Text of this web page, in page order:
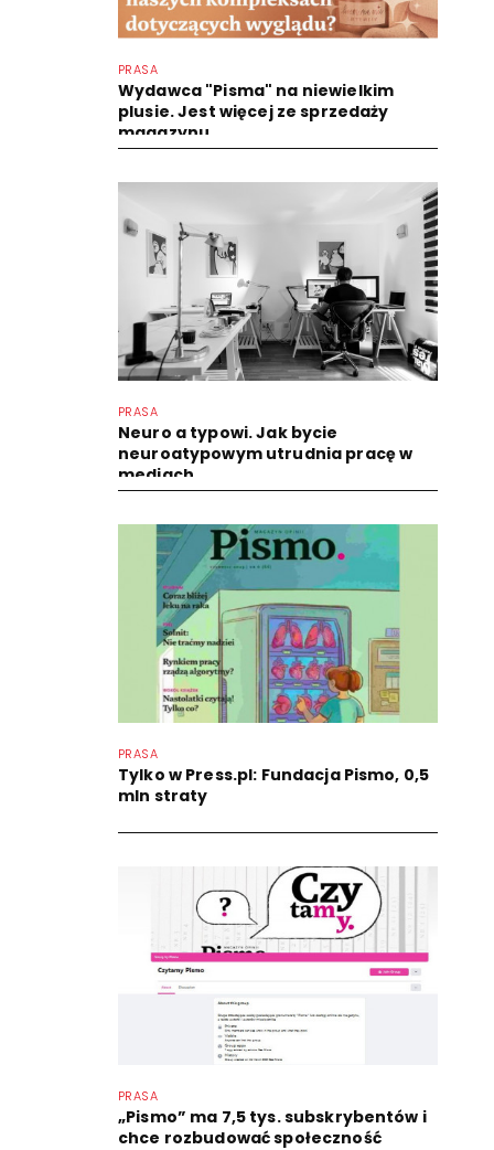
PRASA
Wydawca "Pisma" na niewielkim
plusie. Jest więcej ze sprzedaży
magazynu
PRASA
Neuro a typowi. Jak bycie
neuroatypowym utrudnia pracę w
mediach
PRASA
Tylko w Press.pl: Fundacja Pismo, 0,5
mln straty
PRASA
„Pismo” ma 7,5 tys. subskrybentów i
chce rozbudować społeczność